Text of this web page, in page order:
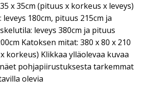
x 35cm (pituus x korkeus x leveys)
180cm, pituus 215cm ja
leveys 380cm ja pituus
Katoksen mitat: 380 x 80 x 210
korkeus) Klikkaa ylläolevaa kuvaa
pohjapiirustuksesta tarkemmat
olevia